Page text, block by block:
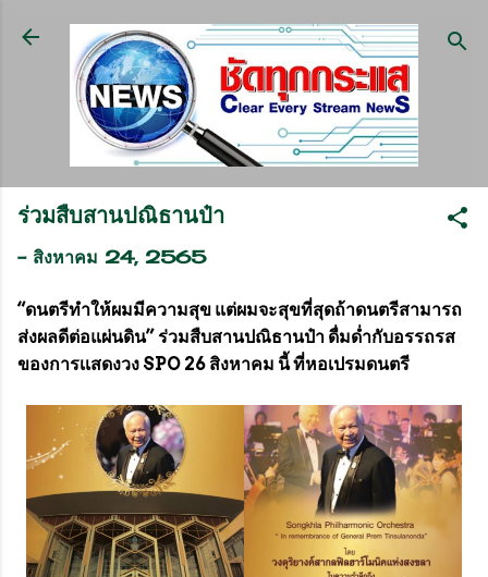
ข้ามไปที่เนื้อหาหลัก
ร่วมสืบสานปณิธานป๋า
- สิงหาคม 24, 2565
“ดนตรีทำให้ผมมีความสุข แต่ผมจะสุขที่สุดถ้าดนตรีสามารถ
ส่งผลดีต่อแผ่นดิน” ร่วมสืบสานปณิธานป๋า ดื่มด่ำกับอรรถรส
ของการเเสดงวง SPO 26 สิงหาคม นี้ ที่หอเปรมดนตรี